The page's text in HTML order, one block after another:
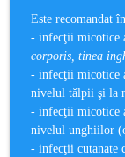
Este recomandat
- infecţii micotice
corporis, tinea
- infecţii micotice
nivelul tălpii şi la
- infecţii micotice
nivelul unghiilor
- infecţii cutanate